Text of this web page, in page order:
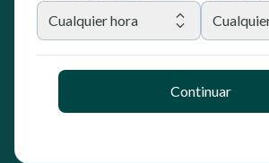
Cualquier hora
Continuar